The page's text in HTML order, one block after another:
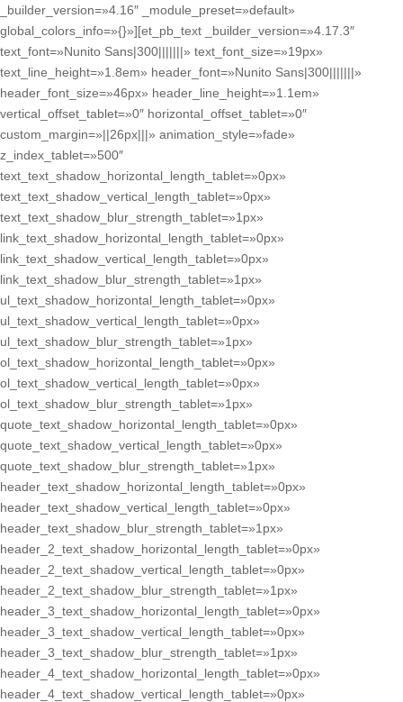
_builder_version=»4.16″ _module_preset=»default»
global_colors_info=»{}»][et_pb_text _builder_version=»4.17.3″
text_font=»Nunito Sans|300|||||||» text_font_size=»19px»
text_line_height=»1.8em» header_font=»Nunito Sans|300|||||||»
header_font_size=»46px» header_line_height=»1.1em»
vertical_offset_tablet=»0″ horizontal_offset_tablet=»0″
custom_margin=»||26px|||» animation_style=»fade»
z_index_tablet=»500″
text_text_shadow_horizontal_length_tablet=»0px»
text_text_shadow_vertical_length_tablet=»0px»
text_text_shadow_blur_strength_tablet=»1px»
link_text_shadow_horizontal_length_tablet=»0px»
link_text_shadow_vertical_length_tablet=»0px»
link_text_shadow_blur_strength_tablet=»1px»
ul_text_shadow_horizontal_length_tablet=»0px»
ul_text_shadow_vertical_length_tablet=»0px»
ul_text_shadow_blur_strength_tablet=»1px»
ol_text_shadow_horizontal_length_tablet=»0px»
ol_text_shadow_vertical_length_tablet=»0px»
ol_text_shadow_blur_strength_tablet=»1px»
quote_text_shadow_horizontal_length_tablet=»0px»
quote_text_shadow_vertical_length_tablet=»0px»
quote_text_shadow_blur_strength_tablet=»1px»
header_text_shadow_horizontal_length_tablet=»0px»
header_text_shadow_vertical_length_tablet=»0px»
header_text_shadow_blur_strength_tablet=»1px»
header_2_text_shadow_horizontal_length_tablet=»0px»
header_2_text_shadow_vertical_length_tablet=»0px»
header_2_text_shadow_blur_strength_tablet=»1px»
header_3_text_shadow_horizontal_length_tablet=»0px»
header_3_text_shadow_vertical_length_tablet=»0px»
header_3_text_shadow_blur_strength_tablet=»1px»
header_4_text_shadow_horizontal_length_tablet=»0px»
header_4_text_shadow_vertical_length_tablet=»0px»